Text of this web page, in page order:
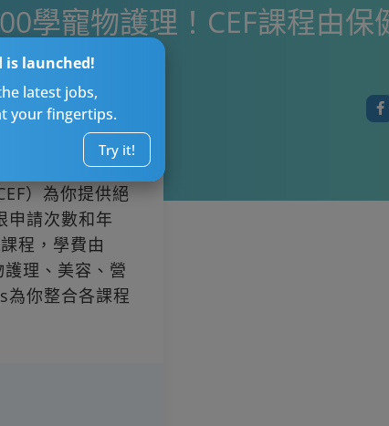
is launched!
latest jobs,
your fingertips.
Try it!
學寵物護理！CEF課程由保
CEF）為你提供絕
申請次數和年
程，學費由
理、美容、營
你整合各課程